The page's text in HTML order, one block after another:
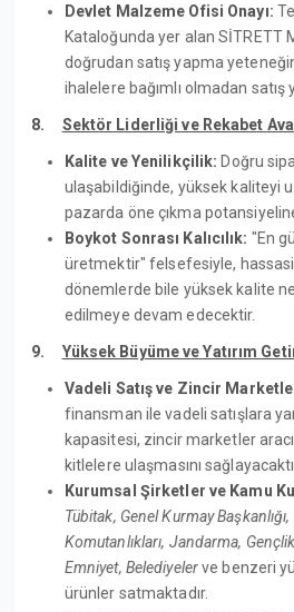
Devlet Malzeme Ofisi Onayı:
Kataloğunda yer alan SİTRETT
doğrudan satış yapma
ihalelere bağımlı olmadan satış
8. Sektör Liderliği ve Rekabet
Kalite ve Yenilikçilik: Doğru
ulaşabildiğinde, yüksek kaliteyi
pazarda öne çıkma
Boykot Sonrası Kalıcılık: "En
üretmektir" felsefesiyle,
dönemlerde bile yüksek kalite
edilmeye devam edecektir.
9. Yüksek Büyüme ve Yatırım
Vadeli Satış ve Zincir
finansman ile vadeli satışlara
kapasitesi, zincir marketler
kitlelere ulaşmasını
Kurumsal Şirketler ve Kamu
Tübitak, Genel Kurmay
Komutanlıkları, Jandarma,
Emniyet, Belediyelerve benzeri
ürünler satmaktadır.